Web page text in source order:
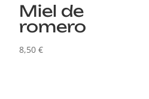
Miel de
romero
8,50€